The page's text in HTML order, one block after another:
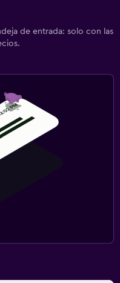
de entrada: solo con las